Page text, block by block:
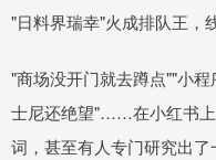
"日料界瑞幸"火成排队王，
"商场没开门就去蹲点""小
士尼还绝望"……在小红书
词，甚至有人专门研究出了